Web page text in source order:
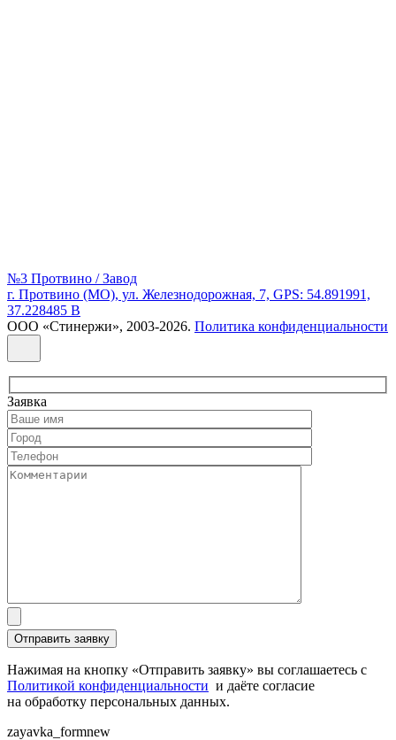
№3 Протвино / Завод
г. Протвино (МО), ул. Железнодорожная, 7, GPS: 54.891991,
37.228485 В
ООО «Стинержи», 2003-2026. Политика конфиденциальности
Заявка
Нажимая на кнопку «Отправить заявку» вы соглашаетесь с
Политикой конфиденциальности и даёте согласие
на обработку персональных данных.
zayavka_formnew